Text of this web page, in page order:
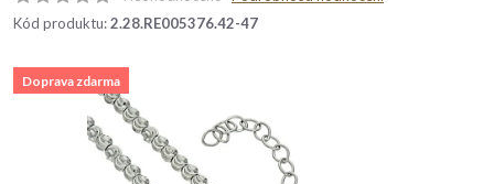
Kód produktu:2.28.RE005376.42-47
Doprava zdarma